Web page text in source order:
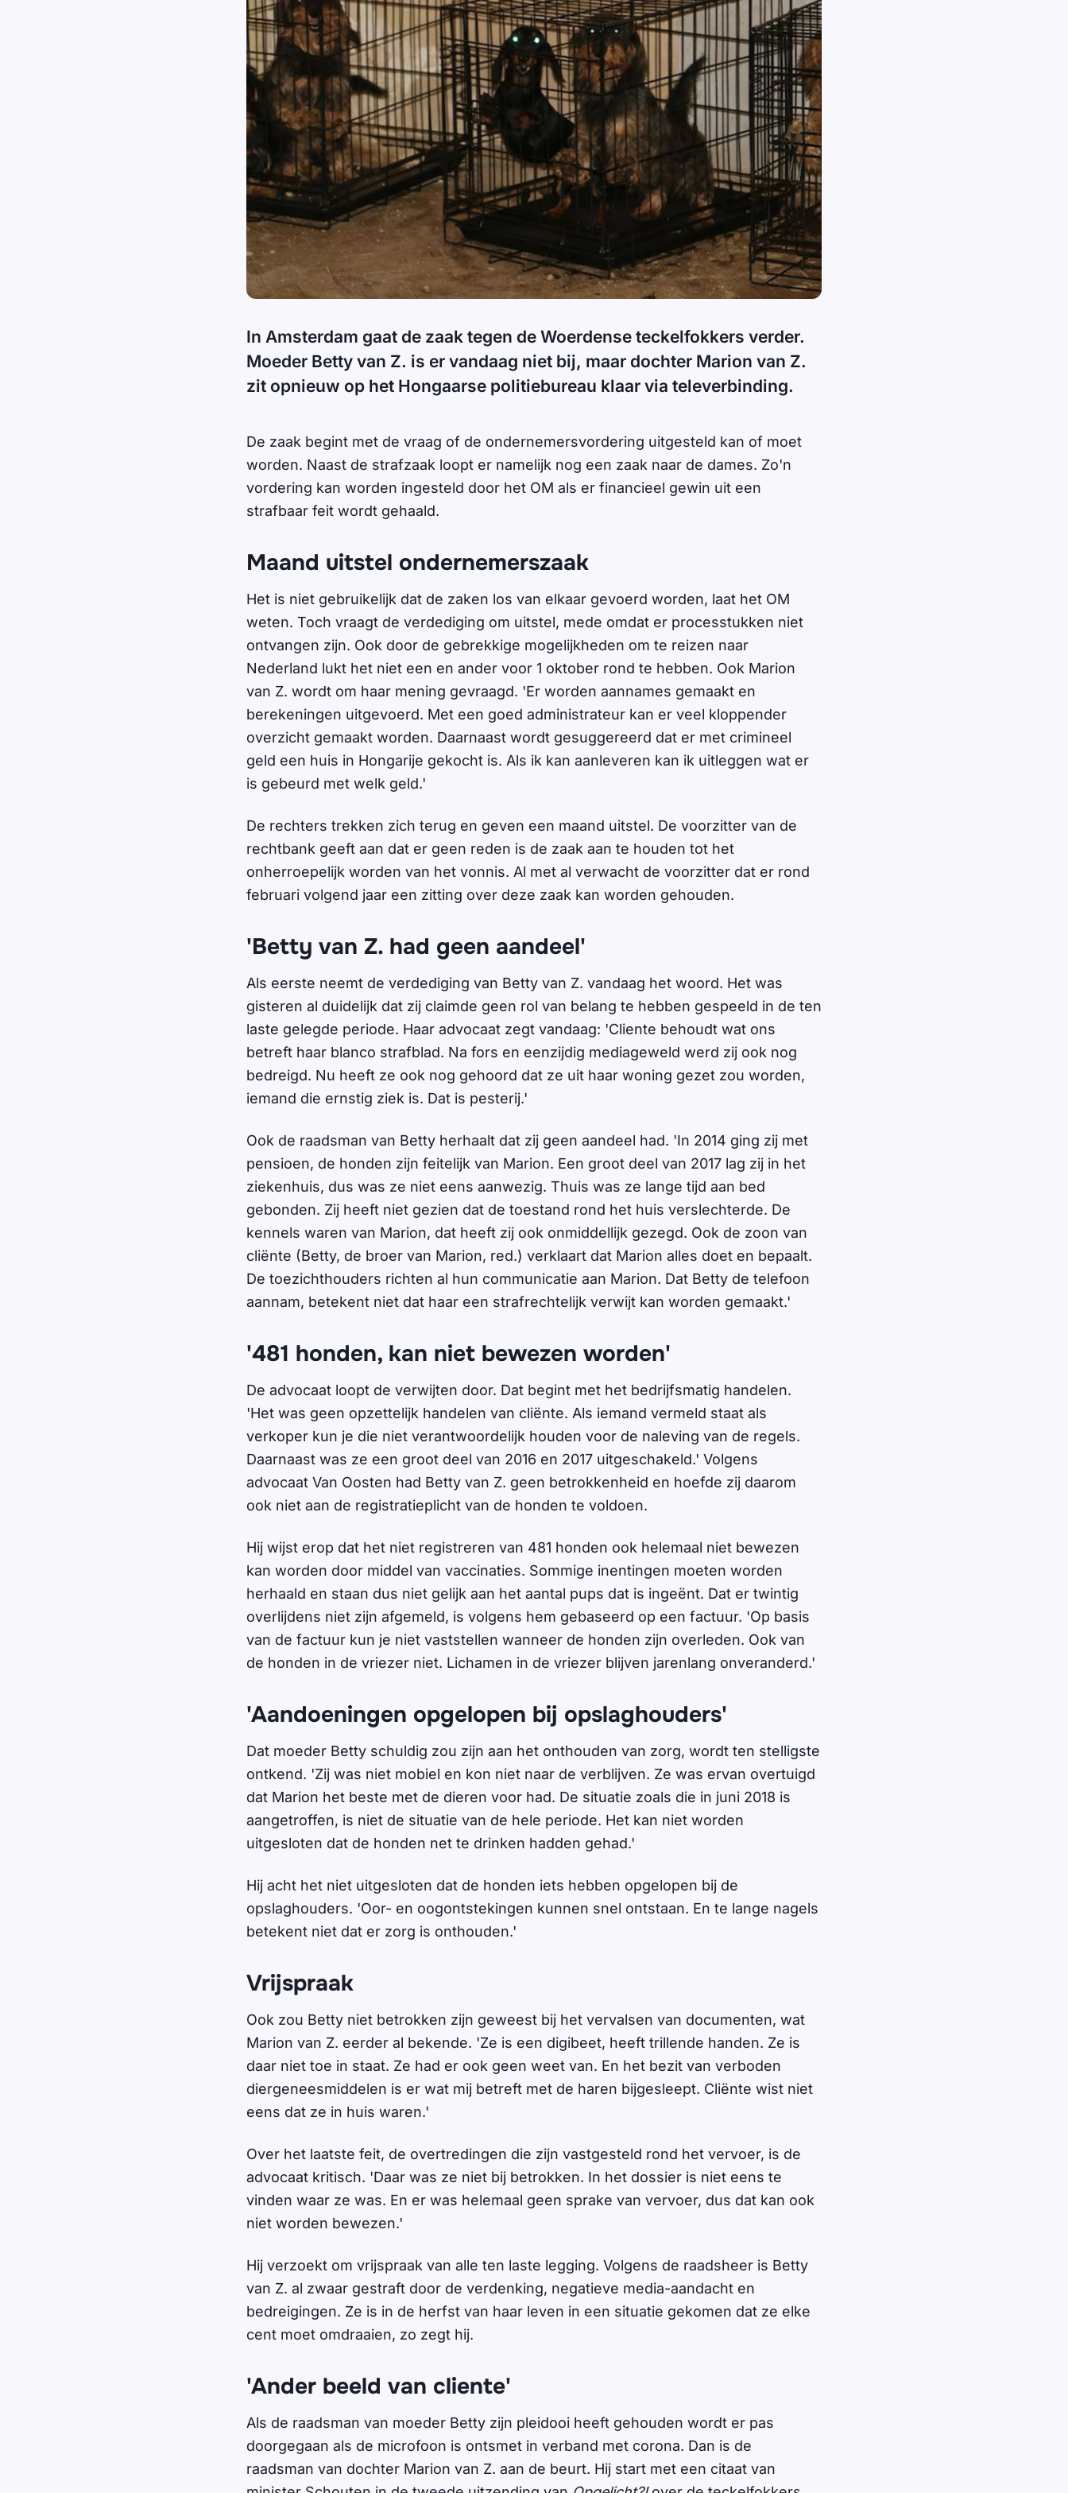
In Amsterdam gaat de zaak tegen de Woerdense teckelfokkers verder.
Moeder Betty van Z. is er vandaag niet bij, maar dochter Marion van Z.
zit opnieuw op het Hongaarse politiebureau klaar via televerbinding.
De zaak begint met de vraag of de ondernemersvordering uitgesteld kan of moet
worden. Naast de strafzaak loopt er namelijk nog een zaak naar de dames. Zo'n
vordering kan worden ingesteld door het OM als er financieel gewin uit een
strafbaar feit wordt gehaald.
Maand uitstel ondernemerszaak
Het is niet gebruikelijk dat de zaken los van elkaar gevoerd worden, laat het OM
weten. Toch vraagt de verdediging om uitstel, mede omdat er processtukken niet
ontvangen zijn. Ook door de gebrekkige mogelijkheden om te reizen naar
Nederland lukt het niet een en ander voor 1 oktober rond te hebben. Ook Marion
van Z. wordt om haar mening gevraagd. 'Er worden aannames gemaakt en
berekeningen uitgevoerd. Met een goed administrateur kan er veel kloppender
overzicht gemaakt worden. Daarnaast wordt gesuggereerd dat er met crimineel
geld een huis in Hongarije gekocht is. Als ik kan aanleveren kan ik uitleggen wat er
is gebeurd met welk geld.'
De rechters trekken zich terug en geven een maand uitstel. De voorzitter van de
rechtbank geeft aan dat er geen reden is de zaak aan te houden tot het
onherroepelijk worden van het vonnis. Al met al verwacht de voorzitter dat er rond
februari volgend jaar een zitting over deze zaak kan worden gehouden.
'Betty van Z. had geen aandeel'
Als eerste neemt de verdediging van Betty van Z. vandaag het woord. Het was
gisteren al duidelijk dat zij claimde geen rol van belang te hebben gespeeld in de ten
laste gelegde periode. Haar advocaat zegt vandaag: 'Cliente behoudt wat ons
betreft haar blanco strafblad. Na fors en eenzijdig mediageweld werd zij ook nog
bedreigd. Nu heeft ze ook nog gehoord dat ze uit haar woning gezet zou worden,
iemand die ernstig ziek is. Dat is pesterij.'
Ook de raadsman van Betty herhaalt dat zij geen aandeel had. 'In 2014 ging zij met
pensioen, de honden zijn feitelijk van Marion. Een groot deel van 2017 lag zij in het
ziekenhuis, dus was ze niet eens aanwezig. Thuis was ze lange tijd aan bed
gebonden. Zij heeft niet gezien dat de toestand rond het huis verslechterde. De
kennels waren van Marion, dat heeft zij ook onmiddellijk gezegd. Ook de zoon van
cliënte (Betty, de broer van Marion, red.) verklaart dat Marion alles doet en bepaalt.
De toezichthouders richten al hun communicatie aan Marion. Dat Betty de telefoon
aannam, betekent niet dat haar een strafrechtelijk verwijt kan worden gemaakt.'
'481 honden, kan niet bewezen worden'
De advocaat loopt de verwijten door. Dat begint met het bedrijfsmatig handelen.
'Het was geen opzettelijk handelen van cliënte. Als iemand vermeld staat als
verkoper kun je die niet verantwoordelijk houden voor de naleving van de regels.
Daarnaast was ze een groot deel van 2016 en 2017 uitgeschakeld.' Volgens
advocaat Van Oosten had Betty van Z. geen betrokkenheid en hoefde zij daarom
ook niet aan de registratieplicht van de honden te voldoen.
Hij wijst erop dat het niet registreren van 481 honden ook helemaal niet bewezen
kan worden door middel van vaccinaties. Sommige inentingen moeten worden
herhaald en staan dus niet gelijk aan het aantal pups dat is ingeënt. Dat er twintig
overlijdens niet zijn afgemeld, is volgens hem gebaseerd op een factuur. 'Op basis
van de factuur kun je niet vaststellen wanneer de honden zijn overleden. Ook van
de honden in de vriezer niet. Lichamen in de vriezer blijven jarenlang onveranderd.'
'Aandoeningen opgelopen bij opslaghouders'
Dat moeder Betty schuldig zou zijn aan het onthouden van zorg, wordt ten stelligste
ontkend. 'Zij was niet mobiel en kon niet naar de verblijven. Ze was ervan overtuigd
dat Marion het beste met de dieren voor had. De situatie zoals die in juni 2018 is
aangetroffen, is niet de situatie van de hele periode. Het kan niet worden
uitgesloten dat de honden net te drinken hadden gehad.'
Hij acht het niet uitgesloten dat de honden iets hebben opgelopen bij de
opslaghouders. 'Oor- en oogontstekingen kunnen snel ontstaan. En te lange nagels
betekent niet dat er zorg is onthouden.'
Vrijspraak
Ook zou Betty niet betrokken zijn geweest bij het vervalsen van documenten, wat
Marion van Z. eerder al bekende. 'Ze is een digibeet, heeft trillende handen. Ze is
daar niet toe in staat. Ze had er ook geen weet van. En het bezit van verboden
diergeneesmiddelen is er wat mij betreft met de haren bijgesleept. Cliënte wist niet
eens dat ze in huis waren.'
Over het laatste feit, de overtredingen die zijn vastgesteld rond het vervoer, is de
advocaat kritisch. 'Daar was ze niet bij betrokken. In het dossier is niet eens te
vinden waar ze was. En er was helemaal geen sprake van vervoer, dus dat kan ook
niet worden bewezen.'
Hij verzoekt om vrijspraak van alle ten laste legging. Volgens de raadsheer is Betty
van Z. al zwaar gestraft door de verdenking, negatieve media-aandacht en
bedreigingen. Ze is in de herfst van haar leven in een situatie gekomen dat ze elke
cent moet omdraaien, zo zegt hij.
'Ander beeld van cliente'
Als de raadsman van moeder Betty zijn pleidooi heeft gehouden wordt er pas
doorgegaan als de microfoon is ontsmet in verband met corona. Dan is de
raadsman van dochter Marion van Z. aan de beurt. Hij start met een citaat van